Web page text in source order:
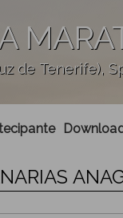
de Tenerife),